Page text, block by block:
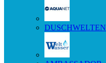
DUSCHWELTEN